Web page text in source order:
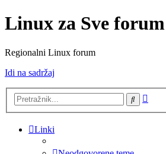
Linux za Sve forum
Regionalni Linux forum
Idi na sadržaj
Pretražnik
Linki